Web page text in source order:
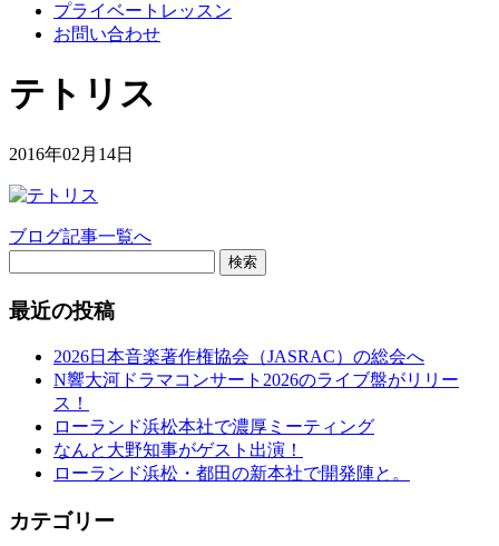
プライベートレッスン
お問い合わせ
テトリス
2016年02月14日
ブログ記事一覧へ
検索
最近の投稿
2026日本音楽著作権協会（JASRAC）の総会へ
N響大河ドラマコンサート2026のライブ盤がリリー
ス！
ローランド浜松本社で濃厚ミーティング
なんと大野知事がゲスト出演！
ローランド浜松・都田の新本社で開発陣と。
カテゴリー